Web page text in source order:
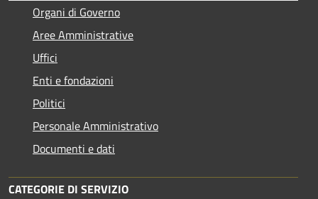
Organi di Governo
Aree Amministrative
Uffici
Enti e fondazioni
Politici
Personale Amministrativo
Documenti e dati
CATEGORIE DI SERVIZIO